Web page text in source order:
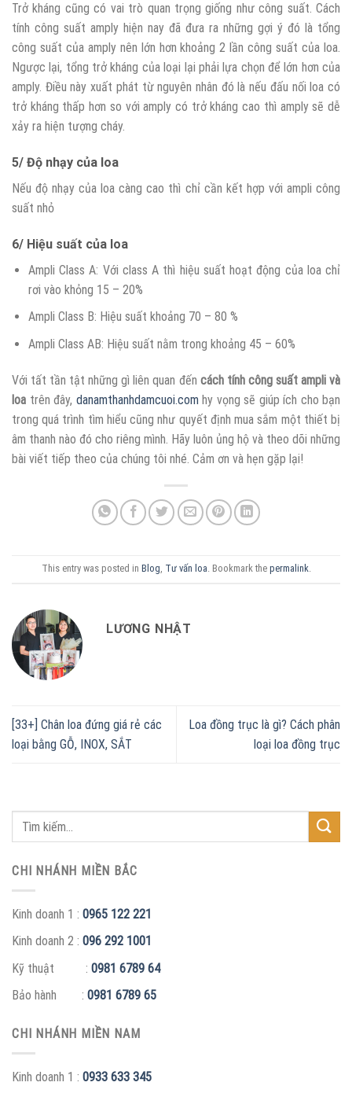
Trở kháng cũng có vai trò quan trọng giống như công suất. Cách
tính công suất amply hiện nay đã đưa ra những gợi ý đó là tổng
công suất của amply nên lớn hơn khoảng 2 lần công suất của loa.
Ngược lại, tổng trở kháng của loại lại phải lựa chọn để lớn hơn của
amply. Điều này xuất phát từ nguyên nhân đó là nếu đấu nối loa có
trở kháng thấp hơn so với amply có trở kháng cao thì amply sẽ dễ
xảy ra hiện tượng cháy.
5/ Độ nhạy của loa
Nếu độ nhạy của loa càng cao thì chỉ cần kết hợp với ampli công
suất nhỏ
6/ Hiệu suất của loa
Ampli Class A: Với class A thì hiệu suất hoạt động của loa chỉ
rơi vào khỏng 15 – 20%
Ampli Class B: Hiệu suất khoảng 70 – 80 %
Ampli Class AB: Hiệu suất nằm trong khoảng 45 – 60%
Với tất tần tật những gì liên quan đến cách tính công suất ampli và
loa trên đây, danamthanhdamcuoi.com hy vọng sẽ giúp ích cho bạn
trong quá trình tìm hiểu cũng như quyết định mua sắm một thiết bị
âm thanh nào đó cho riêng mình. Hãy luôn ủng hộ và theo dõi những
bài viết tiếp theo của chúng tôi nhé. Cảm ơn và hẹn gặp lại!
This entry was posted in Blog, Tư vấn loa. Bookmark the permalink.
LƯƠNG NHẬT
[33+] Chân loa đứng giá rẻ các
loại bằng GỖ, INOX, SẮT
Loa đồng trục là gì? Cách phân
loại loa đồng trục
CHI NHÁNH MIỀN BẮC
Kinh doanh 1 : 0965 122 221
Kinh doanh 2 : 096 292 1001
Kỹ thuật : 0981 6789 64
Bảo hành : 0981 6789 65
CHI NHÁNH MIỀN NAM
Kinh doanh 1 : 0933 633 345